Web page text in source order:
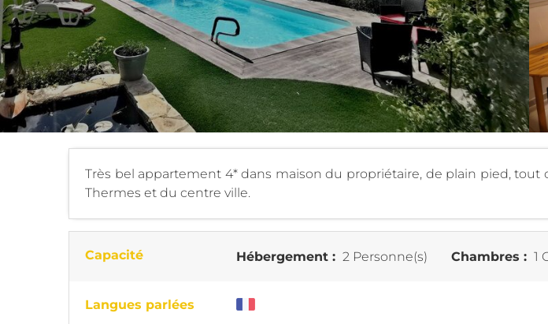
Très bel appartement 4* dans maison du propriétaire, de plain pied, tout
Thermes et du centre ville.
Capacité Hébergement : 2 Personne(s) Chambres : 1
Langues parlées